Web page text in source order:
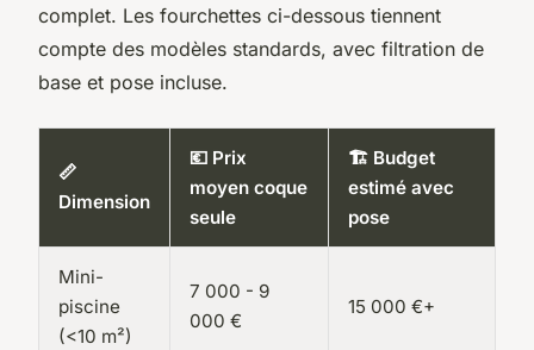
complet. Les fourchettes ci-dessous tiennent
compte des modèles standards, avec filtration de
base et pose incluse.
📏
Dimension
💶 Prix
moyen coque
seule
🏗️ Budget
estimé avec
pose
Mini-
piscine
(<10 m²)
7 000 - 9
000 €
15 000 €+